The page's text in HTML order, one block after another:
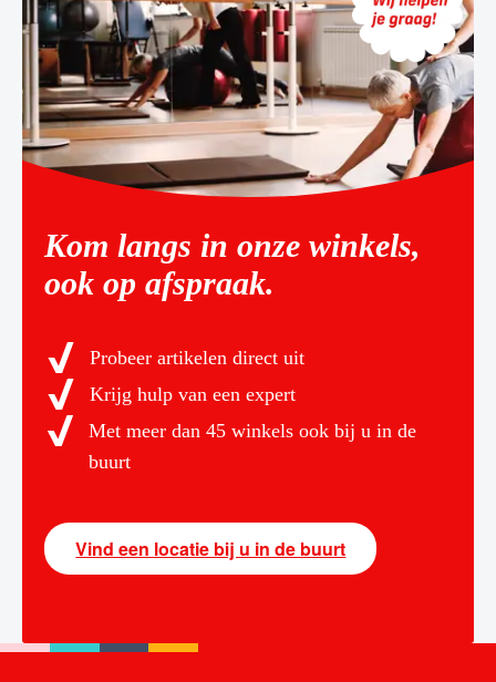
Kom langs in onze winkels,
ook op afspraak.
Probeer artikelen direct uit
Krijg hulp van een expert
Met meer dan 45 winkels ook bij u in de
buurt
Vind een locatie bij u in de buurt